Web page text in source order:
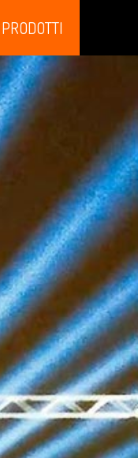
PRODOTTI